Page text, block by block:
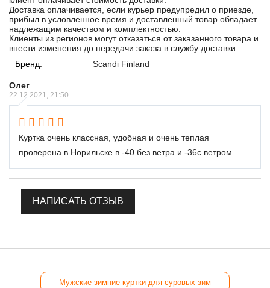
Доставка оплачивается, если курьер предупредил о приезде,
прибыл в условленное время и доставленный товар обладает
надлежащим качеством и комплектностью.
Клиенты из регионов могут отказаться от заказанного товара и
внести изменения до передачи заказа в службу доставки.
Бренд:
Scandi Finland
Олег
22.12.2021, 21:50
Куртка очень классная, удобная и очень теплая
проверена в Норильске в -40 без ветра и -36с ветром
НАПИСАТЬ ОТЗЫВ
Мужские зимние куртки для суровых зим